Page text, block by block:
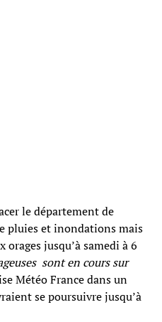
le département de
pluies et inondations mais
jusqu’à samedi à 6
sont en cours sur
Météo France dans un
se poursuivre jusqu’à